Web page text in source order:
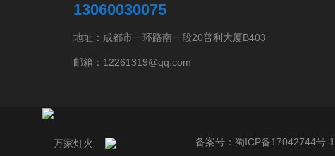
13060030075
地址：成都市一环路南一段20普利大厦B403
邮箱：12261319@qq.com
备案号： 蜀ICP备17042744号-1